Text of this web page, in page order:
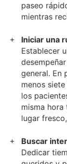
paseo
mientras
Iniciar una
Establecer
general. En
menos
los
misma
lugar
Buscar
Dedicar